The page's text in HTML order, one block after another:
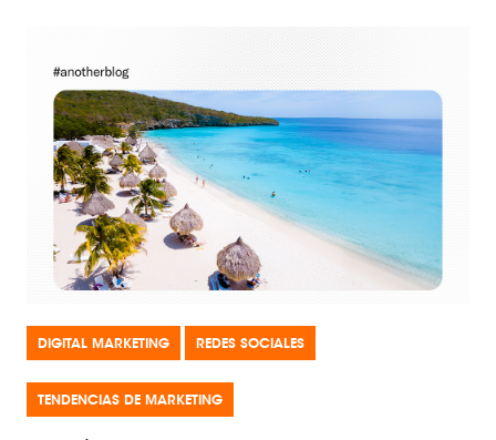
DIGITAL MARKETING REDES SOCIALES
TENDENCIAS DE MARKETING